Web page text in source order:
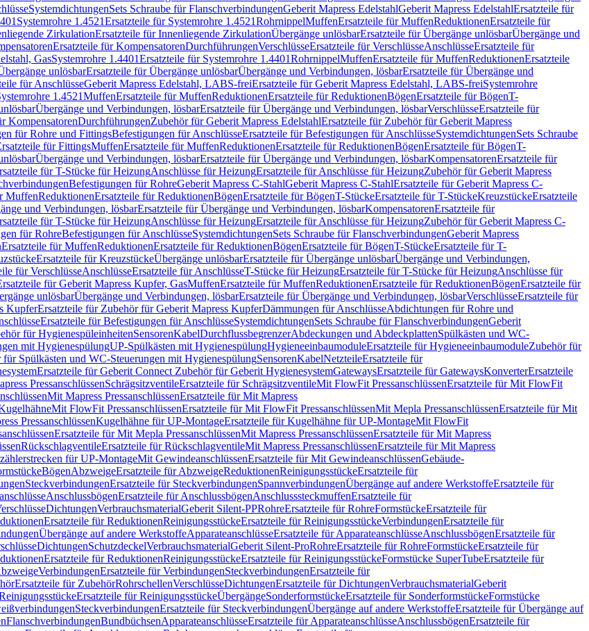
SystemdichtungenSets Schraube für FlanschverbindungenGeberit Mapress EdelstahlGeberit Mapress EdelstahlErsatzteile für
Systemrohre 1.4521Ersatzteile für Systemrohre 1.4521RohrnippelMuffenErsatzteile für MuffenReduktionenErsatzteile für
ZirkulationErsatzteile für Innenliegende ZirkulationÜbergänge unlösbarErsatzteile für Übergänge unlösbarÜbergänge und
Ersatzteile für KompensatorenDurchführungenVerschlüsseErsatzteile für VerschlüsseAnschlüsseErsatzteile für
GasSystemrohre 1.4401Ersatzteile für Systemrohre 1.4401RohrnippelMuffenErsatzteile für MuffenReduktionenErsatzteile
unlösbarErsatzteile für Übergänge unlösbarÜbergänge und Verbindungen, lösbarErsatzteile für Übergänge und
für AnschlüsseGeberit Mapress Edelstahl, LABS-freiErsatzteile für Geberit Mapress Edelstahl, LABS-freiSystemrohre
1.4521MuffenErsatzteile für MuffenReduktionenErsatzteile für ReduktionenBögenErsatzteile für BögenT-
Übergänge und Verbindungen, lösbarErsatzteile für Übergänge und Verbindungen, lösbarVerschlüsseErsatzteile für
KompensatorenDurchführungenZubehör für Geberit Mapress EdelstahlErsatzteile für Zubehör für Geberit Mapress
für Rohre und FittingsBefestigungen für AnschlüsseErsatzteile für Befestigungen für AnschlüsseSystemdichtungenSets Schraube
für FittingsMuffenErsatzteile für MuffenReduktionenErsatzteile für ReduktionenBögenErsatzteile für BögenT-
Übergänge und Verbindungen, lösbarErsatzteile für Übergänge und Verbindungen, lösbarKompensatorenErsatzteile für
für T-Stücke für HeizungAnschlüsse für HeizungErsatzteile für Anschlüsse für HeizungZubehör für Geberit Mapress
Befestigungen für RohreGeberit Mapress C-StahlGeberit Mapress C-StahlErsatzteile für Geberit Mapress C-
MuffenReduktionenErsatzteile für ReduktionenBögenErsatzteile für BögenT-StückeErsatzteile für T-StückeKreuzstückeErsatzteile
und Verbindungen, lösbarErsatzteile für Übergänge und Verbindungen, lösbarKompensatorenErsatzteile für
für T-Stücke für HeizungAnschlüsse für HeizungErsatzteile für Anschlüsse für HeizungZubehör für Geberit Mapress C-
für RohreBefestigungen für AnschlüsseSystemdichtungenSets Schraube für FlanschverbindungenGeberit Mapress
Ersatzteile für MuffenReduktionenErsatzteile für ReduktionenBögenErsatzteile für BögenT-StückeErsatzteile für T-
Ersatzteile für KreuzstückeÜbergänge unlösbarErsatzteile für Übergänge unlösbarÜbergänge und Verbindungen,
für VerschlüsseAnschlüsseErsatzteile für AnschlüsseT-Stücke für HeizungErsatzteile für T-Stücke für HeizungAnschlüsse für
für Geberit Mapress Kupfer, GasMuffenErsatzteile für MuffenReduktionenErsatzteile für ReduktionenBögenErsatzteile für
unlösbarÜbergänge und Verbindungen, lösbarErsatzteile für Übergänge und Verbindungen, lösbarVerschlüsseErsatzteile für
KupferErsatzteile für Zubehör für Geberit Mapress KupferDämmungen für AnschlüsseAbdichtungen für Rohre und
Ersatzteile für Befestigungen für AnschlüsseSystemdichtungenSets Schraube für FlanschverbindungenGeberit
für HygienespüleinheitenSensorenKabelDurchflussbegrenzerAbdeckungen und AbdeckplattenSpülkästen und WC-
mit HygienespülungUP-Spülkästen mit HygienespülungHygieneeinbaumoduleErsatzteile für HygieneeinbaumoduleZubehör für
Spülkästen und WC-Steuerungen mit HygienespülungSensorenKabelNetzteileErsatzteile für
Ersatzteile für Geberit Connect Zubehör für Geberit HygienesystemGatewaysErsatzteile für GatewaysKonverterErsatzteile
PressanschlüssenSchrägsitzventileErsatzteile für SchrägsitzventileMit FlowFit PressanschlüssenErsatzteile für Mit FlowFit
Mit Mapress PressanschlüssenErsatzteile für Mit Mapress
Mit FlowFit PressanschlüssenErsatzteile für Mit FlowFit PressanschlüssenMit Mepla PressanschlüssenErsatzteile für Mit
PressanschlüssenKugelhähne für UP-MontageErsatzteile für Kugelhähne für UP-MontageMit FlowFit
Ersatzteile für Mit Mepla PressanschlüssenMit Mapress PressanschlüssenErsatzteile für Mit Mapress
RückschlagventileErsatzteile für RückschlagventileMit Mapress PressanschlüssenErsatzteile für Mit Mapress
für UP-MontageMit GewindeanschlüssenErsatzteile für Mit GewindeanschlüssenGebäude-
BögenAbzweigeErsatzteile für AbzweigeReduktionenReinigungsstückeErsatzteile für
SteckverbindungenErsatzteile für SteckverbindungenSpannverbindungenÜbergänge auf andere WerkstoffeErsatzteile für
AnschlussbögenErsatzteile für AnschlussbögenAnschlusssteckmuffenErsatzteile für
DichtungenVerbrauchsmaterialGeberit Silent-PPRohreErsatzteile für RohreFormstückeErsatzteile für
Ersatzteile für ReduktionenReinigungsstückeErsatzteile für ReinigungsstückeVerbindungenErsatzteile für
Übergänge auf andere WerkstoffeApparateanschlüsseErsatzteile für ApparateanschlüsseAnschlussbögenErsatzteile für
DichtungenSchutzdeckelVerbrauchsmaterialGeberit Silent-ProRohreErsatzteile für RohreFormstückeErsatzteile für
Ersatzteile für ReduktionenReinigungsstückeErsatzteile für ReinigungsstückeFormstücke SuperTubeErsatzteile für
VerbindungenErsatzteile für VerbindungenSteckverbindungenErsatzteile für
Ersatzteile für ZubehörRohrschellenVerschlüsseDichtungenErsatzteile für DichtungenVerbrauchsmaterialGeberit
Ersatzteile für ReinigungsstückeÜbergängeSonderformstückeErsatzteile für SonderformstückeFormstücke
SteckverbindungenErsatzteile für SteckverbindungenÜbergänge auf andere WerkstoffeErsatzteile für Übergänge auf
FlanschverbindungenBundbüchsenApparateanschlüsseErsatzteile für ApparateanschlüsseAnschlussbögenErsatzteile für